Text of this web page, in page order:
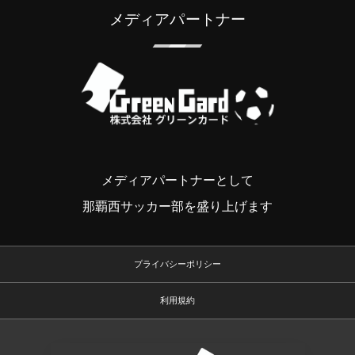
メディアパートナー
メディアパートナーとして
那覇西サッカー部を盛り上げます
プライバシーポリシー
利用規約